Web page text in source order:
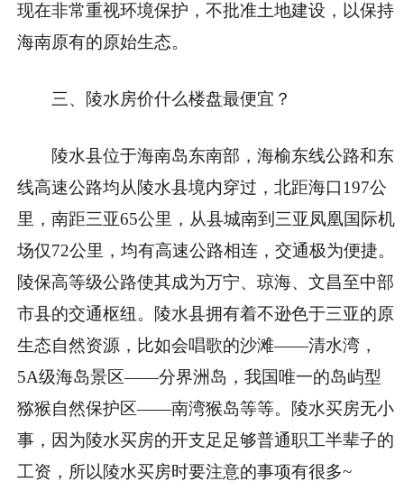
现在非常重视环境保护，不批准土地建设，以保持
海南原有的原始生态。
三、陵水房价什么楼盘最便宜？
陵水县位于海南岛东南部，海榆东线公路和东
线高速公路均从陵水县境内穿过，北距海口197公
里，南距三亚65公里，从县城南到三亚凤凰国际机
场仅72公里，均有高速公路相连，交通极为便捷。
陵保高等级公路使其成为万宁、琼海、文昌至中部
市县的交通枢纽。陵水县拥有着不逊色于三亚的原
生态自然资源，比如会唱歌的沙滩——清水湾，
5A级海岛景区——分界洲岛，我国唯一的岛屿型
猕猴自然保护区——南湾猴岛等等。陵水买房无小
事，因为陵水买房的开支足足够普通职工半辈子的
工资，所以陵水买房时要注意的事项有很多~